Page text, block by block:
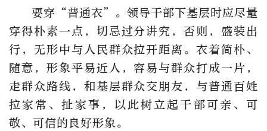
要穿“普通衣”。领导干部下基层时应尽量
穿得朴素一点，切忌过分讲究，否则，盛装出
行，无形中与人民群众拉开距离。衣着简朴、
随意，形象平易近人，容易与群众打成一片，
走群众路线，和基层群众交朋友，与普通百姓
拉家常、扯家事，以此树立起干部可亲、可
敬、可信的良好形象。